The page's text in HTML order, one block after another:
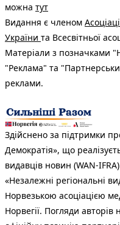
можна тут
Видання є членом
України та Всесвітньої
Матеріали з позначками
"Реклама" та
реклами.
Здійснено за підтримки
Демократія», що
видавців новин (WAN-
«Незалежні регіональні
Норвезькою асоціацією
Норвегії. Погляди